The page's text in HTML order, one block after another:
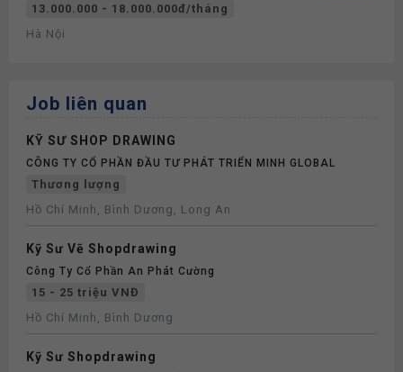
13.000.000 - 18.000.000đ/tháng
Hà Nội
Job liên quan
KỸ SƯ SHOP DRAWING
CÔNG TY CỔ PHẦN ĐẦU TƯ PHÁT TRIỂN MINH GLOBAL
Thương lượng
Hồ Chí Minh, Bình Dương, Long An
Kỹ Sư Vẽ Shopdrawing
Công Ty Cổ Phần An Phát Cường
15 - 25 triệu VNĐ
Hồ Chí Minh, Bình Dương
Kỹ Sư Shopdrawing